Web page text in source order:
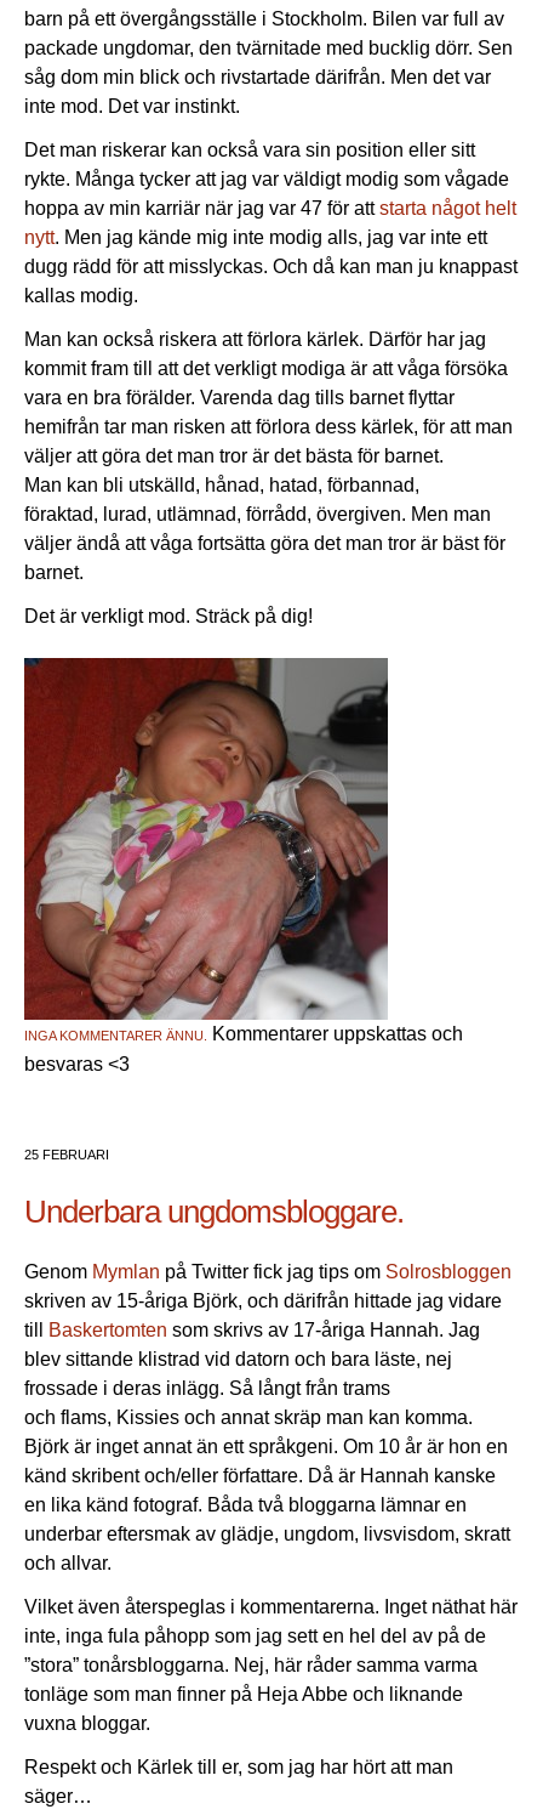
barn på ett övergångsställe i Stockholm. Bilen var full av
packade ungdomar, den tvärnitade med bucklig dörr. Sen
såg dom min blick och rivstartade därifrån. Men det var
inte mod. Det var instinkt.
Det man riskerar kan också vara sin position eller sitt
rykte. Många tycker att jag var väldigt modig som vågade
hoppa av min karriär när jag var 47 för attstarta något helt
nytt. Men jag kände mig inte modig alls, jag var inte ett
dugg rädd för att misslyckas. Och då kan man ju knappast
kallas modig.
Man kan också riskera att förlora kärlek. Därför har jag
kommit fram till att det verkligt modiga är att våga försöka
vara en bra förälder. Varenda dag tills barnet flyttar
hemifrån tar man risken att förlora dess kärlek, för att man
väljer att göra det man tror är det bästa för barnet.
Man kan bli utskälld, hånad, hatad, förbannad,
föraktad, lurad, utlämnad, förrådd, övergiven. Men man
väljer ändå att våga fortsätta göra det man tror är bäst för
barnet.
Det är verkligt mod. Sträck på dig!
INGA KOMMENTARER ÄNNU.
Kommentarer uppskattas och
besvaras <3
25 FEBRUARI
Underbara ungdomsbloggare.
Genom Mymlan på Twitter fick jag tips om Solrosbloggen
skriven av 15-åriga Björk, och därifrån hittade jag vidare
till
Baskertomten som skrivs av 17-åriga Hannah. Jag
blev sittande klistrad vid datorn och bara läste, nej
frossade i deras inlägg. Så långt från trams
och flams, Kissies och annat skräp man kan komma.
Björk är inget annat än ett språkgeni. Om 10 år är hon en
känd skribent och/eller författare. Då är Hannah kanske
en lika känd fotograf. Båda två bloggarna lämnar en
underbar eftersmak av glädje, ungdom, livsvisdom, skratt
och allvar.
Vilket även återspeglas i kommentarerna. Inget näthat här
inte, inga fula påhopp som jag sett en hel del av på de
”stora” tonårsbloggarna. Nej, här råder samma varma
tonläge som man finner på Heja Abbe och liknande
vuxna bloggar.
Respekt och Kärlek till er, som jag har hört att man
säger…